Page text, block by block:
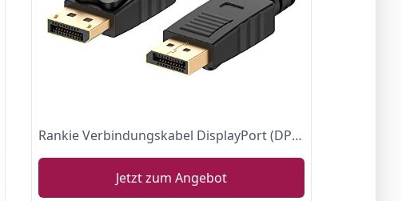
Rankie Verbindungskabel DisplayPort (DP) auf DisplayPort(DP), 4K-Auflösung Bereit Kabel, 1.8m, Schwarz
Jetzt zum Angebot